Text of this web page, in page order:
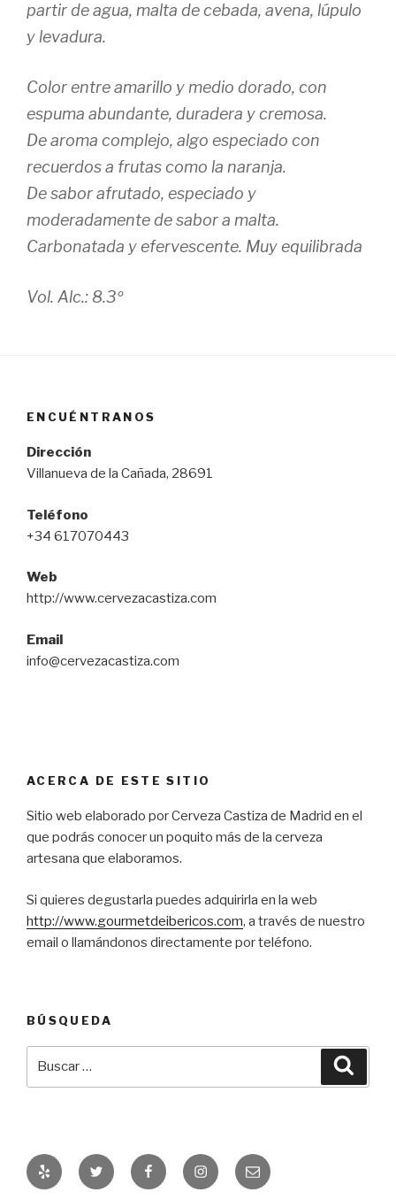
partir de agua, malta de cebada, avena, lúpulo
y levadura.
Color entre amarillo y medio dorado, con
espuma abundante, duradera y cremosa.
De aroma complejo, algo especiado con
recuerdos a frutas como la naranja.
De sabor afrutado, especiado y
moderadamente de sabor a malta.
Carbonatada y efervescente. Muy equilibrada
Vol. Alc.: 8.3º
ENCUÉNTRANOS
Dirección
Villanueva de la Cañada, 28691
Teléfono
+34 617070443
Web
http://www.cervezacastiza.com
Email
info@cervezacastiza.com
ACERCA DE ESTE SITIO
Sitio web elaborado por Cerveza Castiza de Madrid en el
que podrás conocer un poquito más de la cerveza
artesana que elaboramos.
Si quieres degustarla puedes adquirirla en la web
http://www.gourmetdeibericos.com, a través de nuestro
email o llamándonos directamente por teléfono.
BÚSQUEDA
Yelp Twitter FacebookInstagramCorreo
electrónico